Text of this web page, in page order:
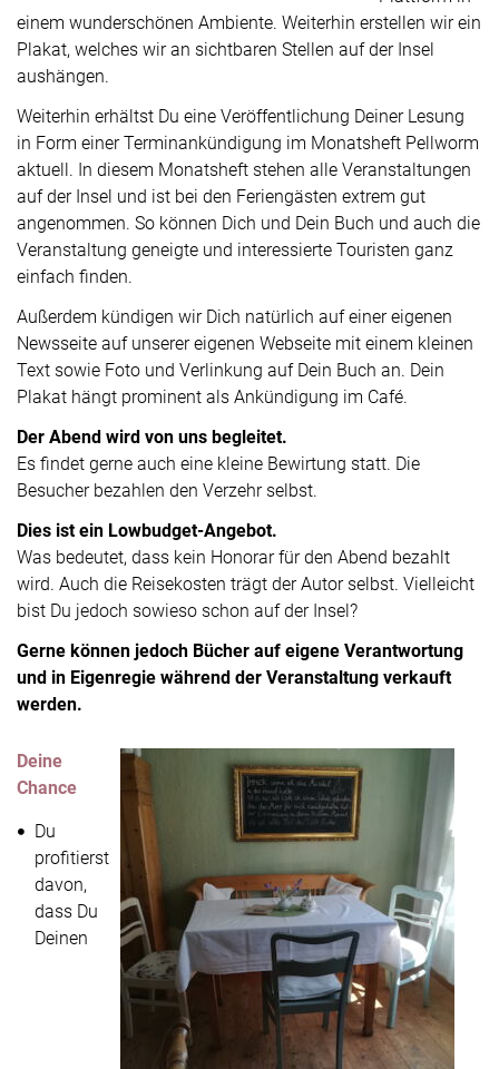
einem wunderschönen Ambiente. Weiterhin erstellen wir ein
Plakat, welches wir an sichtbaren Stellen auf der Insel
aushängen.
Weiterhin erhältst Du eine Veröffentlichung Deiner Lesung
in Form einer Terminankündigung im Monatsheft Pellworm
aktuell. In diesem Monatsheft stehen alle Veranstaltungen
auf der Insel und ist bei den Feriengästen extrem gut
angenommen. So können Dich und Dein Buch und auch die
Veranstaltung geneigte und interessierte Touristen ganz
einfach finden.
Außerdem kündigen wir Dich natürlich auf einer eigenen
Newsseite auf unserer eigenen Webseite mit einem kleinen
Text sowie Foto und Verlinkung auf Dein Buch an. Dein
Plakat hängt prominent als Ankündigung im Café.
Der Abend wird von uns begleitet.
Es findet gerne auch eine kleine Bewirtung statt. Die
Besucher bezahlen den Verzehr selbst.
Dies ist ein Lowbudget-Angebot.
Was bedeutet, dass kein Honorar für den Abend bezahlt
wird. Auch die Reisekosten trägt der Autor selbst. Vielleicht
bist Du jedoch sowieso schon auf der Insel?
Gerne können jedoch Bücher auf eigene Verantwortung
und in Eigenregie während der Veranstaltung verkauft
werden.
Deine
Chance
Du
profitierst
davon,
dass Du
Deinen